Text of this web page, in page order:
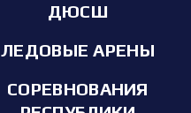
ДЮСШ
ЛЕДОВЫЕ АРЕНЫ
СОРЕВНОВАНИЯ